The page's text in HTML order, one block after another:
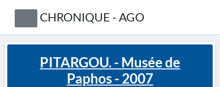
CHRONIQUE - AGO
PITARGOU. - Musée de
Paphos - 2007